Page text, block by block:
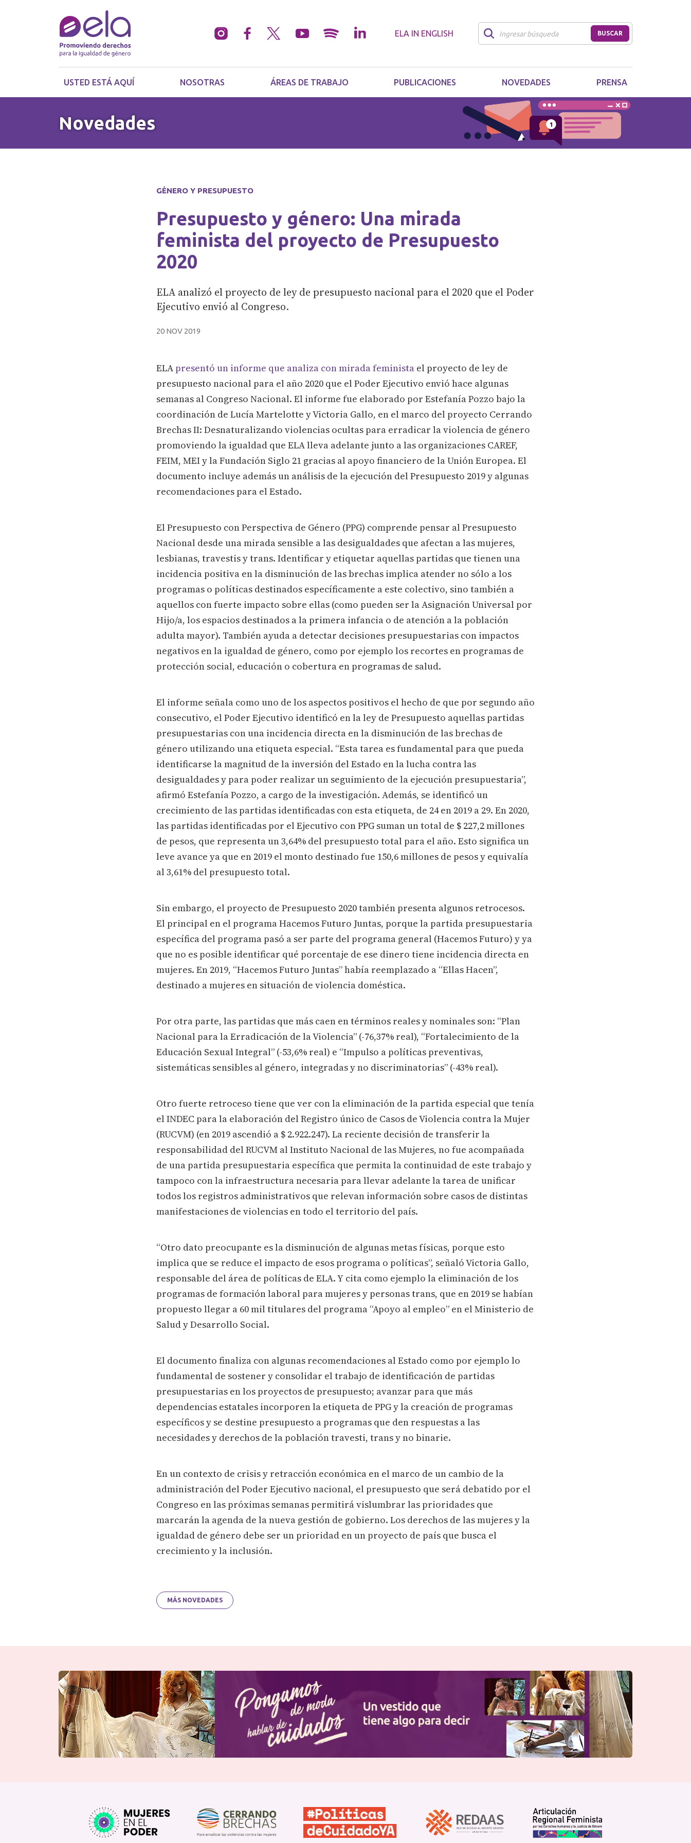
ELA IN ENGLISH BUSCAR
USTED ESTÁ AQUÍ NOSOTRAS ÁREAS DE TRABAJO PUBLICACIONES NOVEDADES PRENSA
Novedades
GÉNERO Y PRESUPUESTO
Presupuesto y género: Una mirada
feminista del proyecto de Presupuesto
2020
ELA analizó el proyecto de ley de presupuesto nacional para el 2020 que el Poder
Ejecutivo envió al Congreso.
20 NOV 2019
ELA presentó un informe que analiza con mirada feminista el proyecto de ley de
presupuesto nacional para el año 2020 que el Poder Ejecutivo envió hace algunas
semanas al Congreso Nacional. El informe fue elaborado por Estefanía Pozzo bajo la
coordinación de Lucía Martelotte y Victoria Gallo, en el marco del proyecto Cerrando
Brechas II: Desnaturalizando violencias ocultas para erradicar la violencia de género
promoviendo la igualdad que ELA lleva adelante junto a las organizaciones CAREF,
FEIM, MEI y la Fundación Siglo 21 gracias al apoyo financiero de la Unión Europea. El
documento incluye además un análisis de la ejecución del Presupuesto 2019 y algunas
recomendaciones para el Estado.
El Presupuesto con Perspectiva de Género (PPG) comprende pensar al Presupuesto
Nacional desde una mirada sensible a las desigualdades que afectan a las mujeres,
lesbianas, travestis y trans. Identificar y etiquetar aquellas partidas que tienen una
incidencia positiva en la disminución de las brechas implica atender no sólo a los
programas o políticas destinados específicamente a este colectivo, sino también a
aquellos con fuerte impacto sobre ellas (como pueden ser la Asignación Universal por
Hijo/a, los espacios destinados a la primera infancia o de atención a la población
adulta mayor). También ayuda a detectar decisiones presupuestarias con impactos
negativos en la igualdad de género, como por ejemplo los recortes en programas de
protección social, educación o cobertura en programas de salud.
El informe señala como uno de los aspectos positivos el hecho de que por segundo año
consecutivo, el Poder Ejecutivo identificó en la ley de Presupuesto aquellas partidas
presupuestarias con una incidencia directa en la disminución de las brechas de
género utilizando una etiqueta especial. “Esta tarea es fundamental para que pueda
identificarse la magnitud de la inversión del Estado en la lucha contra las
desigualdades y para poder realizar un seguimiento de la ejecución presupuestaria”,
afirmó Estefanía Pozzo, a cargo de la investigación. Además, se identificó un
crecimiento de las partidas identificadas con esta etiqueta, de 24 en 2019 a 29. En 2020,
las partidas identificadas por el Ejecutivo con PPG suman un total de $ 227,2 millones
de pesos, que representa un 3,64% del presupuesto total para el año. Esto significa un
leve avance ya que en 2019 el monto destinado fue 150,6 millones de pesos y equivalía
al 3,61% del presupuesto total.
Sin embargo, el proyecto de Presupuesto 2020 también presenta algunos retrocesos.
El principal en el programa Hacemos Futuro Juntas, porque la partida presupuestaria
específica del programa pasó a ser parte del programa general (Hacemos Futuro) y ya
que no es posible identificar qué porcentaje de ese dinero tiene incidencia directa en
mujeres. En 2019, “Hacemos Futuro Juntas” había reemplazado a “Ellas Hacen”,
destinado a mujeres en situación de violencia doméstica.
Por otra parte, las partidas que más caen en términos reales y nominales son: “Plan
Nacional para la Erradicación de la Violencia” (-76,37% real), “Fortalecimiento de la
Educación Sexual Integral” (-53,6% real) e “Impulso a políticas preventivas,
sistemáticas sensibles al género, integradas y no discriminatorias” (-43% real).
Otro fuerte retroceso tiene que ver con la eliminación de la partida especial que tenía
el INDEC para la elaboración del Registro único de Casos de Violencia contra la Mujer
(RUCVM) (en 2019 ascendió a $ 2.922.247). La reciente decisión de transferir la
responsabilidad del RUCVM al Instituto Nacional de las Mujeres, no fue acompañada
de una partida presupuestaria específica que permita la continuidad de este trabajo y
tampoco con la infraestructura necesaria para llevar adelante la tarea de unificar
todos los registros administrativos que relevan información sobre casos de distintas
manifestaciones de violencias en todo el territorio del país.
“Otro dato preocupante es la disminución de algunas metas físicas, porque esto
implica que se reduce el impacto de esos programa o políticas”, señaló Victoria Gallo,
responsable del área de políticas de ELA. Y cita como ejemplo la eliminación de los
programas de formación laboral para mujeres y personas trans, que en 2019 se habían
propuesto llegar a 60 mil titulares del programa “Apoyo al empleo” en el Ministerio de
Salud y Desarrollo Social.
El documento finaliza con algunas recomendaciones al Estado como por ejemplo lo
fundamental de sostener y consolidar el trabajo de identificación de partidas
presupuestarias en los proyectos de presupuesto; avanzar para que más
dependencias estatales incorporen la etiqueta de PPG y la creación de programas
específicos y se destine presupuesto a programas que den respuestas a las
necesidades y derechos de la población travesti, trans y no binarie.
En un contexto de crisis y retracción económica en el marco de un cambio de la
administración del Poder Ejecutivo nacional, el presupuesto que será debatido por el
Congreso en las próximas semanas permitirá vislumbrar las prioridades que
marcarán la agenda de la nueva gestión de gobierno. Los derechos de las mujeres y la
igualdad de género debe ser un prioridad en un proyecto de país que busca el
crecimiento y la inclusión.
MÁS NOVEDADES